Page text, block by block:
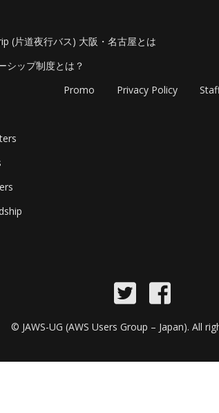
(片道夜行バス) 大阪・名古屋とは
シップ制度とは？
Promo Privacy Policy
© JAWS-UG (AWS Users Group – Japan). All